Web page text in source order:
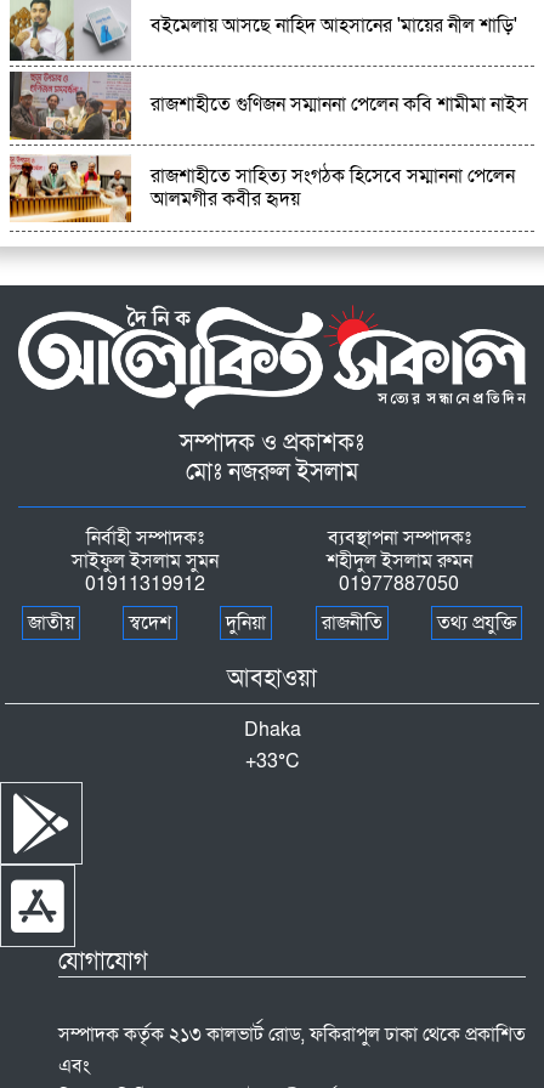
বইমেলায় আসছে নাহিদ আহসানের 'মায়ের নীল শাড়ি'
রাজশাহীতে গুণিজন সম্মাননা পেলেন কবি শামীমা নাইস
রাজশাহীতে সাহিত্য সংগঠক হিসেবে সম্মাননা পেলেন
আলমগীর কবীর হৃদয়
সম্পাদক ও প্রকাশকঃ
মোঃ নজরুল ইসলাম
নির্বাহী সম্পাদকঃ
সাইফুল ইসলাম সুমন
01911319912
ব্যবস্থাপনা সম্পাদকঃ
শহীদুল ইসলাম রুমন
01977887050
জাতীয়
স্বদেশ দুনিয়া রাজনীতি তথ্য প্রযুক্তি
আবহাওয়া
Dhaka
+33°C
যোগাযোগ
সম্পাদক কর্তৃক ২১৩ কালভার্ট রোড, ফকিরাপুল ঢাকা থেকে প্রকাশিত
এবং